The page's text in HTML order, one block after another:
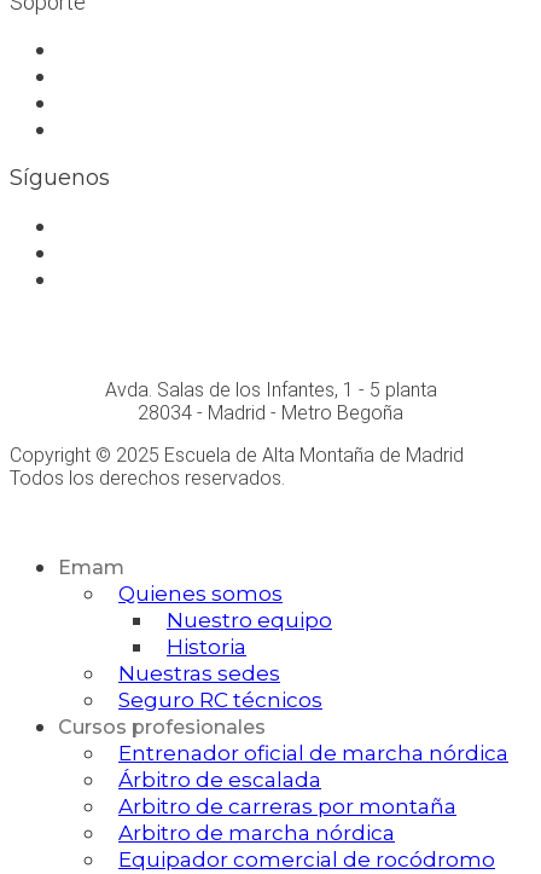
Síguenos
Avda. Salas de los Infantes, 1 - 5 planta
28034 - Madrid - Metro Begoña
Copyright © 2025 Escuela de Alta Montaña de Madrid
Todos los derechos reservados.
Emam
Quienes somos
Nuestro equipo
Historia
Nuestras sedes
Seguro RC técnicos
Cursos profesionales
Entrenador oficial de marcha nórdica
Árbitro de escalada
Arbitro de carreras por montaña
Arbitro de marcha nórdica
Equipador comercial de rocódromo